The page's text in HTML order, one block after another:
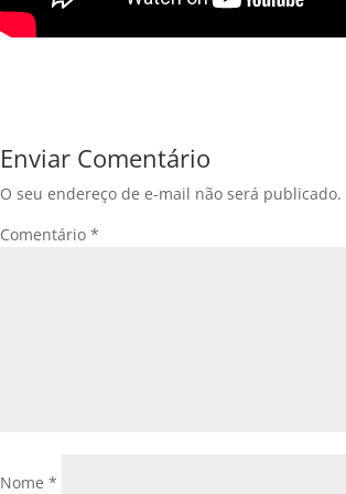
Enviar Comentário
O seu endereço de e-mail não será publicado.
Comentário*
Nome*